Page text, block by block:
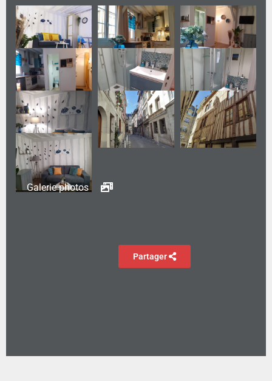
Galerie photos
Partager